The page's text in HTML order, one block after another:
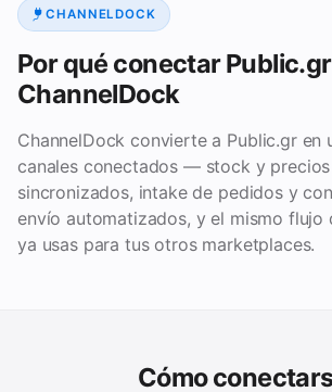
CHANNELDOCK
Por qué conectar
ChannelDock
ChannelDock convierte a Public.gr en
canales conectados — stock y
sincronizados, intake de pedidos y
envío automatizados, y el mismo flujo
ya usas para tus otros marketplaces.
Cómo